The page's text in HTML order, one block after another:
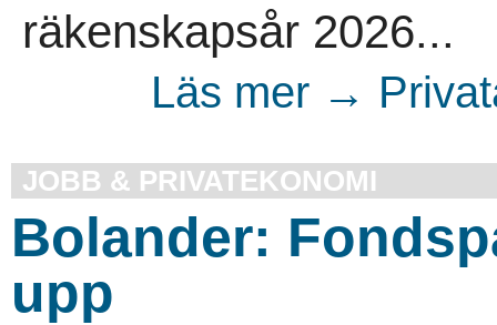
räkenskapsår 2026...
Läs mer →
JOBB & PRIVATEKONOMI
Bolander:
upp